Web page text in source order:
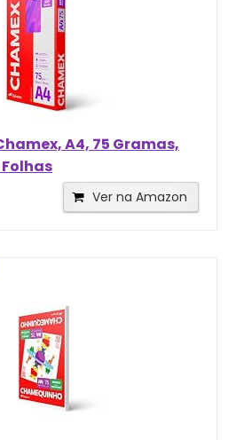
A4, 75 Gramas,
Ver na Amazon